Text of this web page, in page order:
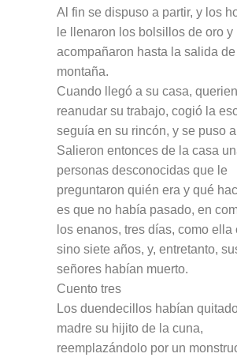
Al fin se dispuso a partir, y los
le llenaron los bolsillos de oro y
acompañaron hasta la salida de
montaña.
Cuando llegó a su casa,
reanudar su trabajo, cogió la
seguía en su rincón, y se puso
Salieron entonces de la casa
personas desconocidas que le
preguntaron quién era y qué
es que no había pasado, en
los enanos, tres días, como ella
sino siete años, y, entretanto,
señores habían muerto.
Cuento tres
Los duendecillos habían
madre su hijito de la cuna,
reemplazándolo por un